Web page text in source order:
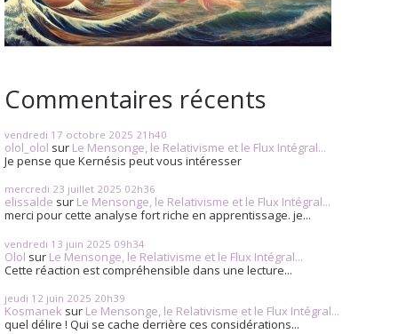
Commentaires récents
vendredi 17 octobre 2025 21h40
olol_olol sur Le Mensonge, le Relativisme et le Flux Intégral...
Je pense que Kernésis peut vous intéresser
mercredi 23 juillet 2025 02h36
elissalde sur Le Mensonge, le Relativisme et le Flux Intégral...
merci pour cette analyse fort riche en apprentissage. je...
vendredi 13 juin 2025 09h34
Olol sur Le Mensonge, le Relativisme et le Flux Intégral...
Cette réaction est compréhensible dans une lecture...
jeudi 12 juin 2025 20h39
Kosmanek sur Le Mensonge, le Relativisme et le Flux Intégral...
quel délire ! Qui se cache derrière ces considérations...